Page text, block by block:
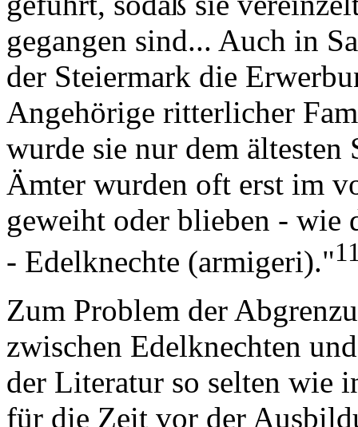
gegangen sind... Auch in
der Steiermark die
Angehörige ritterlicher
wurde sie nur dem
Ämter wurden oft erst im
geweiht oder blieben - wie
- Edelknechte (armigeri)."
Zum Problem der
zwischen Edelknechten
der Literatur so selten wie
für die Zeit vor der